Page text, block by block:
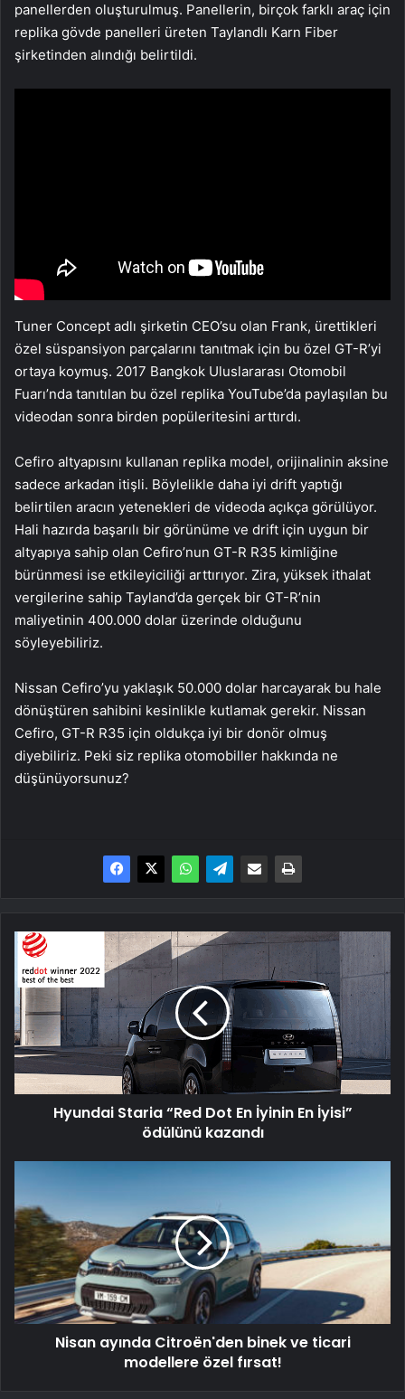
panellerden oluşturulmuş. Panellerin, birçok farklı araç için
replika gövde panelleri üreten Taylandlı Karn Fiber
şirketinden alındığı belirtildi.
Tuner Concept adlı şirketin CEO’su olan Frank, ürettikleri
özel süspansiyon parçalarını tanıtmak için bu özel GT-R’yi
ortaya koymuş. 2017 Bangkok Uluslararası Otomobil
Fuarı’nda tanıtılan bu özel replika YouTube’da paylaşılan bu
videodan sonra birden popüleritesini arttırdı.
Cefiro altyapısını kullanan replika model, orijinalinin aksine
sadece arkadan itişli. Böylelikle daha iyi drift yaptığı
belirtilen aracın yetenekleri de videoda açıkça görülüyor.
Hali hazırda başarılı bir görünüme ve drift için uygun bir
altyapıya sahip olan Cefiro’nun GT-R R35 kimliğine
bürünmesi ise etkileyiciliği arttırıyor. Zira, yüksek ithalat
vergilerine sahip Tayland’da gerçek bir GT-R’nin
maliyetinin 400.000 dolar üzerinde olduğunu
söyleyebiliriz.
Nissan Cefiro’yu yaklaşık 50.000 dolar harcayarak bu hale
dönüştüren sahibini kesinlikle kutlamak gerekir. Nissan
Cefiro, GT-R R35 için oldukça iyi bir donör olmuş
diyebiliriz. Peki siz replika otomobiller hakkında ne
düşünüyorsunuz?
Hyundai
Staria
“Red
Dot
En
İyinin
En
İyisi”
ödülünü
kazandıHyundai Staria “Red Dot En İyinin En İyisi”
ödülünü kazandı
Citroën'den
binek
ve
ticari
modellere
özel
fırsat!
Nisan ayında Citroën'den binek ve ticari
modellere özel fırsat!